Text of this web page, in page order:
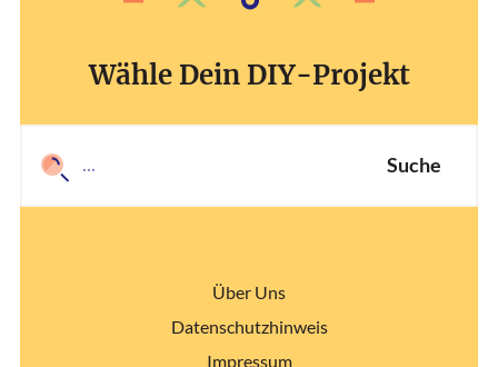
Wähle Dein DIY-Projekt
Suche
Über Uns
Datenschutzhinweis
Impressum